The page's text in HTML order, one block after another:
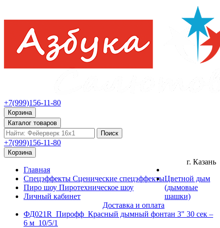
+7(999)156-11-80
Корзина
Каталог товаров
Поиск
+7(999)156-11-80
Корзина
Главная
Спецэффекты Сценические спецэффекты
Пиро шоу Пиротехническое шоу
Личный кабинет
Доставка и оплата
г. Казань
Цветной дым
(дымовые
шашки)
ФД021R_Пирофф_Красный дымный фонтан 3" 30 сек –
6 м_10/5/1